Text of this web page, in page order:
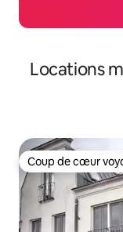
Locations
Coup de cœur
Coup de cœur